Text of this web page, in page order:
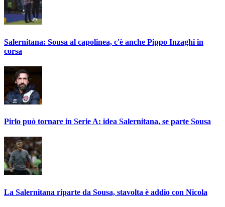
Salernitana: Sousa al capolinea, c'è anche Pippo Inzaghi in
corsa
Pirlo può tornare in Serie A: idea Salernitana, se parte Sousa
La Salernitana riparte da Sousa, stavolta è addio con Nicola